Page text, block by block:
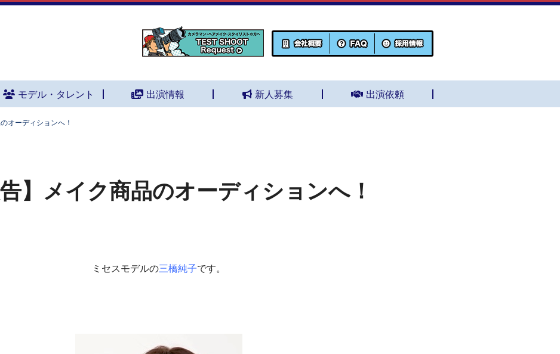
モデル・タレント 出演情報 新人募集 出演依頼
オーディションへ！
告】メイク商品のオーディションへ！
ミセスモデルの三橋純子です。